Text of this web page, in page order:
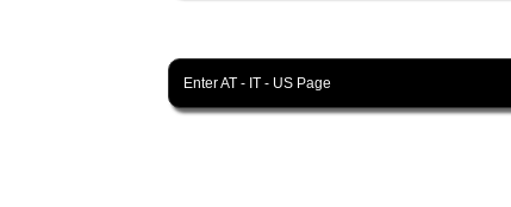
EnterAT - IT - US Page